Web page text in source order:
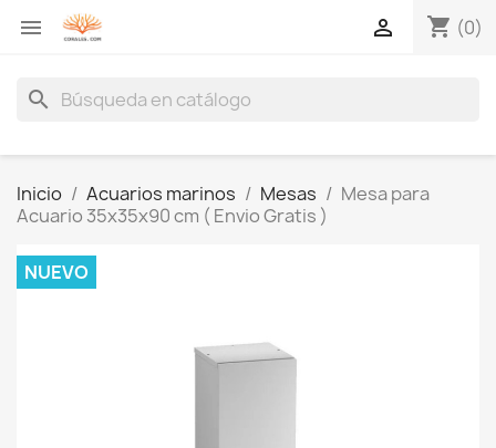
 shopping_cart (0)

search
Inicio Acuarios marinos Mesas
Mesa para
Acuario 35x35x90 cm ( Envio Gratis )
NUEVO